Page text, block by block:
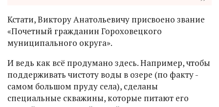
Кстати, Виктору Анатольевичу присвоено звание
«Почетный гражданин Гороховецкого
муниципального округа».
И ведь как всё продумано здесь. Например, чтобы
поддерживать чистоту воды в озере (по факту -
самом большом пруду села), сделаны
специальные скважины, которые питают его